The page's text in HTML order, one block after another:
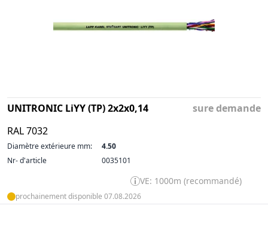
UNITRONIC LiYY (TP) 2x2x0,14
RAL 7032
sure demande
Diamètre extérieure mm:
4.50
Nr- d'article
0035101
VE: 1000m (recommandé)
prochainement disponible 07.08.2026